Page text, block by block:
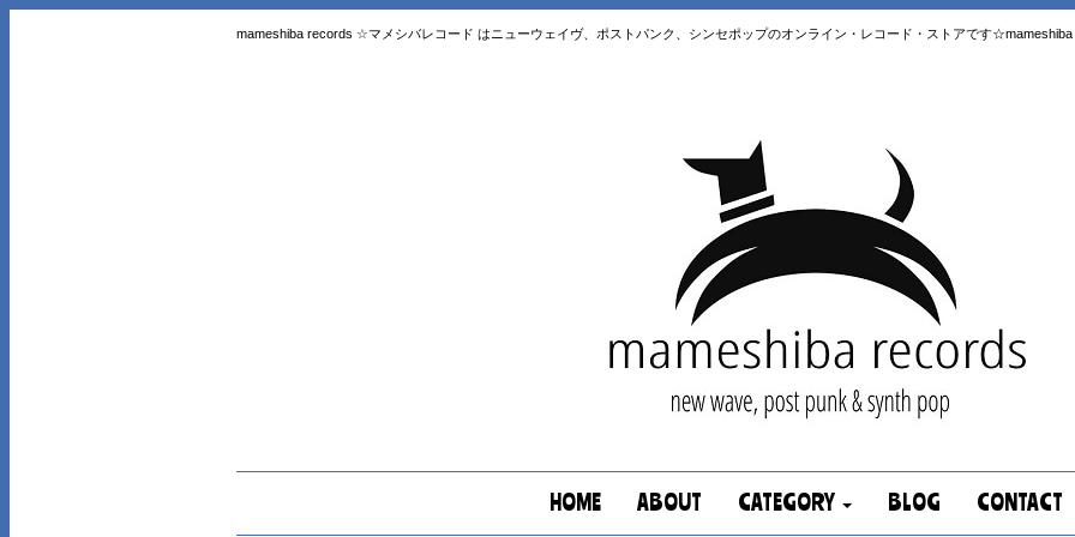
mameshiba records ☆マメシバレコード はニューウェイヴ、ポストパンク、シンセポップのオンライン・レコード・ストアです
HOME ABOUT CATEGORY BLOG CONTACT